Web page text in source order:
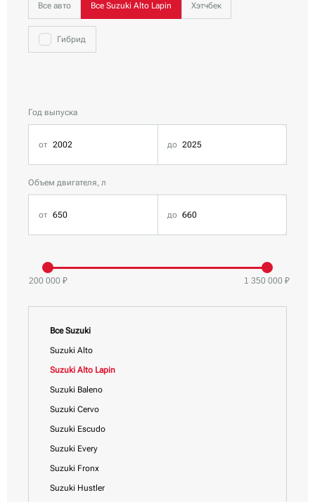
Все авто Все Suzuki Alto Lapin Хэтчбек
Гибрид
Год выпуска
Объем двигателя, л
200 000 ₽ 1 350 000 ₽
Все Suzuki
Suzuki Alto
Suzuki Alto Lapin
Suzuki Baleno
Suzuki Cervo
Suzuki Escudo
Suzuki Every
Suzuki Fronx
Suzuki Hustler